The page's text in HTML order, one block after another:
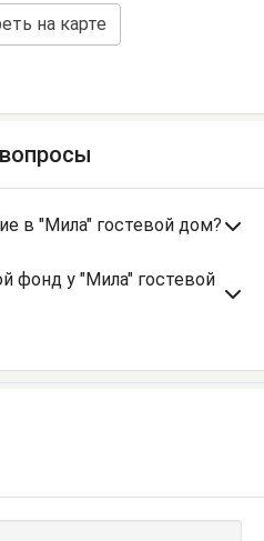
на карте
в "Мила" гостевой дом?
фонд у "Мила" гостевой